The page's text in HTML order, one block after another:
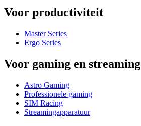
Voor productiviteit
Master Series
Ergo Series
Voor gaming en streaming
Astro Gaming
Professionele gaming
SIM Racing
Streamingapparatuur